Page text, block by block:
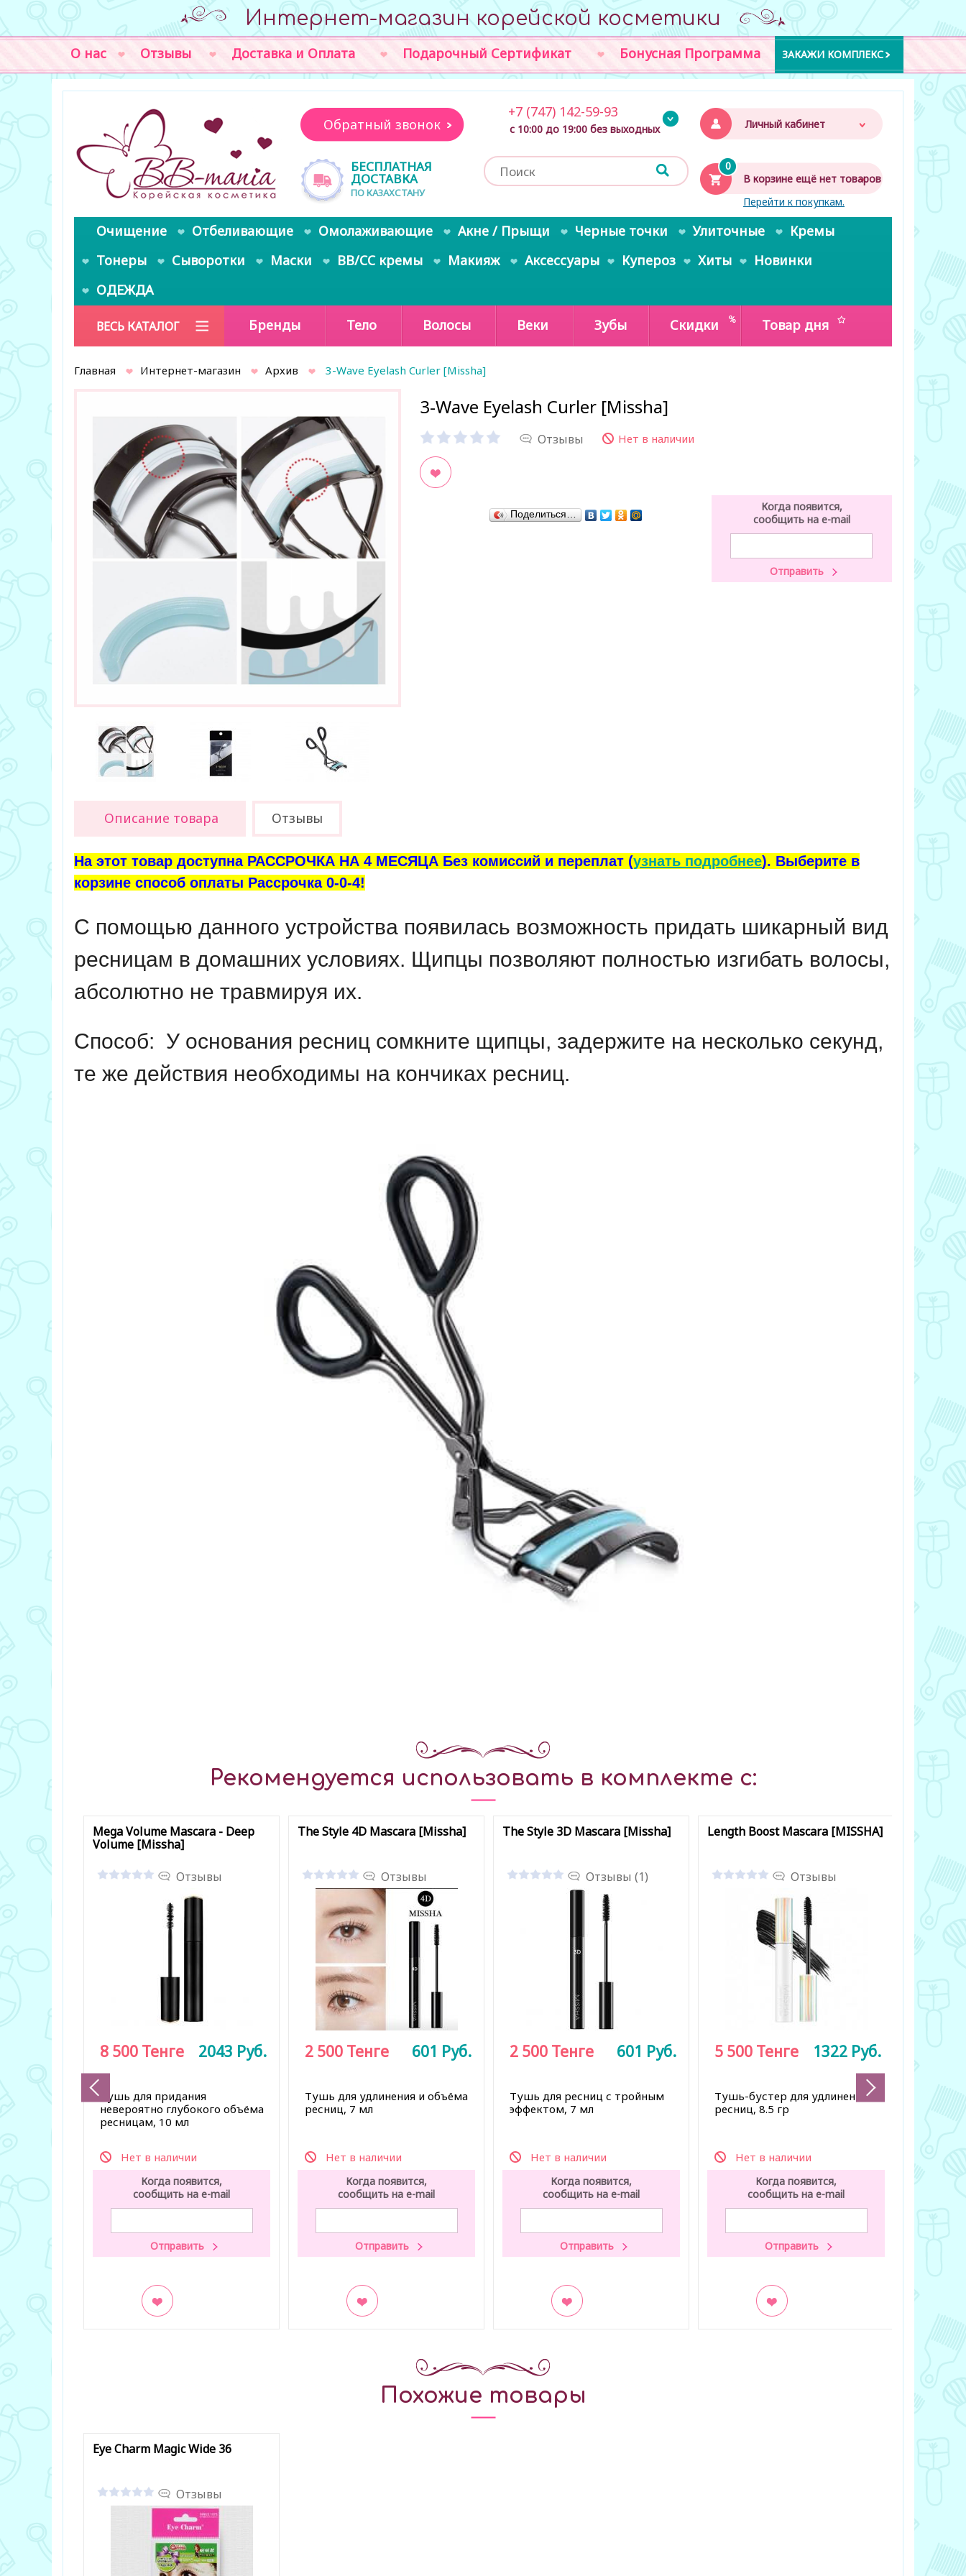
Интернет-магазин корейской косметики
О нас Отзывы Доставка и Оплата Подарочный Сертификат Бонусная Программа ЗАКАЖИ КОМПЛЕКС
Личный кабинет
0
В корзине ещё нет товаров
Перейти к покупкам.
Обратный звонок
БЕСПЛАТНАЯ
ДОСТАВКА
ПО КАЗАХСТАНУ
+7 (747) 142-59-93
с 10:00 до 19:00 без выходных
Очищение Отбеливающие Омолаживающие Акне / Прыщи Черные точки Улиточные
Кремы
Тонеры
Сыворотки Маски BB/CC кремы Макияж Аксессуары Купероз Хиты
Новинки
ОДЕЖДА
ВЕСЬ КАТАЛОГ Бренды Тело Волосы Веки Зубы Скидки Товар дня
Главная Интернет-магазин Архив 3-Wave Eyelash Curler [Missha]
3-Wave Eyelash Curler [Missha]
Отзывы Нет в наличии
В закладки
Когда появится,
сообщить на e-mail
Поделиться…
Описание товара Отзывы
На этот товар доступна РАССРОЧКА НА 4 МЕСЯЦА Без комиссий и переплат (узнать подробнее). Выберите в
корзине способ оплаты Рассрочка 0-0-4!
С помощью данного устройства появилась возможность придать шикарный вид
ресницам в домашних условиях. Щипцы позволяют полностью изгибать волосы,
абсолютно не травмируя их.
Способ: У основания ресниц сомкните щипцы, задержите на несколько секунд,
те же действия необходимы на кончиках ресниц.
Рекомендуется использовать в комплекте с:
Mega Volume Mascara - Deep
Volume [Missha]
Отзывы
Тушь для придания
невероятно глубокого объёма
ресницам, 10 мл
Нет в наличии
8 500 Тенге 2043 Руб.
Когда появится,
сообщить на e-mail
The Style 4D Mascara [Missha]
Отзывы
Тушь для удлинения и объёма
ресниц, 7 мл
Нет в наличии
2 500 Тенге 601 Руб.
Когда появится,
сообщить на e-mail
The Style 3D Mascara [Missha]
Отзывы (1)
Тушь для ресниц с тройным
эффектом, 7 мл
Нет в наличии
2 500 Тенге 601 Руб.
Когда появится,
сообщить на e-mail
Length Boost Mascara [MISSHA]
Отзывы
Тушь-бустер для удлинения
ресниц, 8.5 гр
Нет в наличии
5 500 Тенге 1322 Руб.
Когда появится,
сообщить на e-mail
Похожие товары
Eye Charm Magic Wide 36
Отзывы